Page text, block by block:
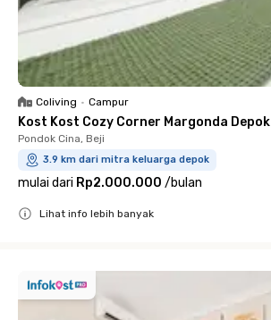
Coliving • Campur
Kost Kost Cozy Corner Margonda Depok
Pondok Cina, Beji
3.9 km dari mitra keluarga depok
mulai dari Rp2.000.000 /bulan
Lihat info lebih banyak